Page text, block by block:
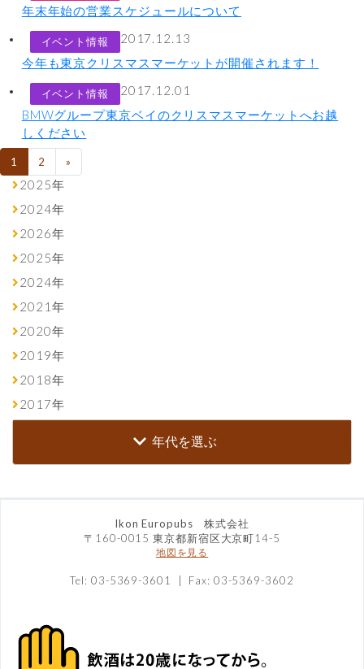
年末年始の営業スケジュールについて
2017.12.13
イベント情報
今年も東京クリスマスマーケットが開催されます！
2017.12.01
イベント情報
BMWグループ東京ベイのクリスマスマーケットへお越
しください
投稿ナビゲーション
1 2 »
2025年
2024年
2026年
2025年
2024年
2021年
2020年
2019年
2018年
2017年
年代を選ぶ
Ikon Europubs 株式会社
〒160-0015 東京都新宿区大京町14-5
地図を見る
Tel: 03-5369-3601 | Fax: 03-5369-3602